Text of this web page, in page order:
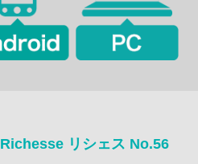
Richesse リシェス No.56